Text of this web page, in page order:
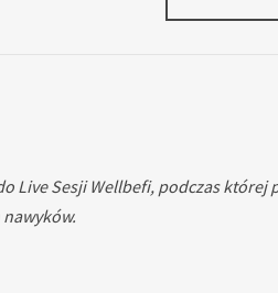
Live Sesji Wellbefi, podczas której